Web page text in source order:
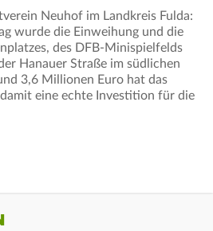
Neuhof im Landkreis Fulda:
wurde die Einweihung und die
des DFB-Minispielfelds
Hanauer Straße im südlichen
3,6 Millionen Euro hat das
eine echte Investition für die